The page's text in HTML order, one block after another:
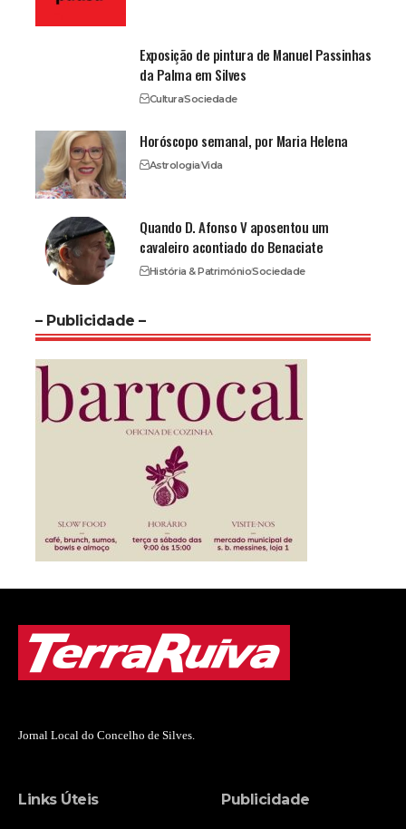
Exposição de pintura de Manuel Passinhas
da Palma em Silves
CulturaSociedade
Horóscopo semanal, por Maria Helena
AstrologiaVida
Quando D. Afonso V aposentou um
cavaleiro acontiado do Benaciate
História & PatrimónioSociedade
– Publicidade –
Jornal Local do Concelho de Silves.
Links Úteis Publicidade